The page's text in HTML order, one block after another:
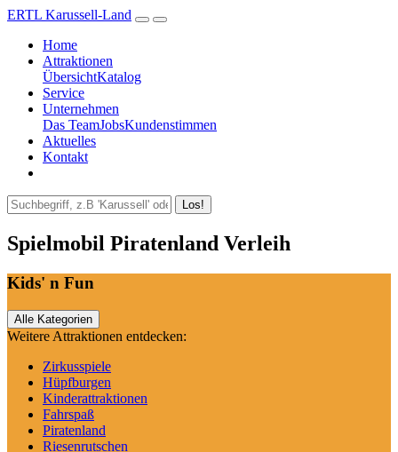
ERTL Karussell-Land
Home
Attraktionen
ÜbersichtKatalog
Service
Unternehmen
Das TeamJobsKundenstimmen
Aktuelles
Kontakt
Los!
Spielmobil Piratenland Verleih
Kids' n Fun
Alle Kategorien
Weitere Attraktionen entdecken:
Zirkusspiele
Hüpfburgen
Kinderattraktionen
Fahrspaß
Piratenland
Riesenrutschen